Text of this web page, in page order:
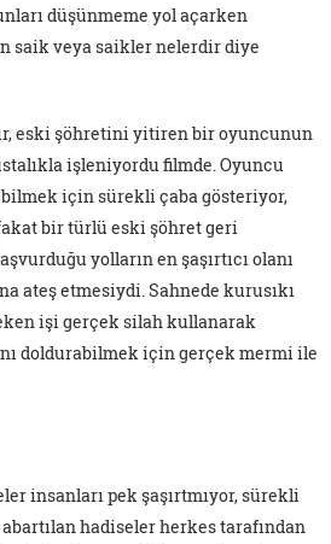
düşünmeme yol açarken
saik veya saikler nelerdir diye
eski şöhretini yitiren bir oyuncunun
işleniyordu filmde. Oyuncu
için sürekli çaba gösteriyor,
bir türlü eski şöhret geri
yolların en şaşırtıcı olanı
ateş etmesiydi. Sahnede kurusıkı
işi gerçek silah kullanarak
doldurabilmek için gerçek mermi ile
insanları pek şaşırtmıyor, sürekli
hadiseler herkes tarafından